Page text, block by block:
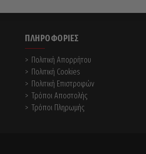
ΠΛΗΡΟΦΟΡΊΕΣ
Πολιτική Απορρήτου
Πολιτική Cookies
Πολιτική Επιστροφών
Τρόποι Αποστολής
Τρόποι Πληρωμής